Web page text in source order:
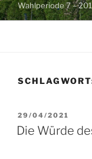
Wahlperiode 7 –
VERÖFFENTLICHT
AM
29/04/2021
Die Würde